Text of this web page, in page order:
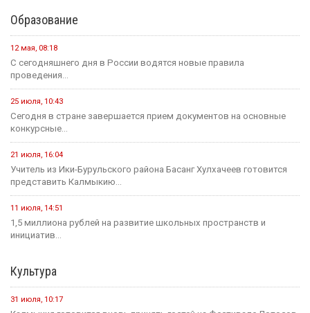
Образование
12 мая, 08:18
С сегодняшнего дня в России водятся новые правила
проведения...
25 июля, 10:43
Сегодня в стране завершается прием документов на основные
конкурсные...
21 июля, 16:04
Учитель из Ики-Бурульского района Басанг Хулхачеев готовится
представить Калмыкию...
11 июля, 14:51
1,5 миллиона рублей на развитие школьных пространств и
инициатив...
Культура
31 июля, 10:17